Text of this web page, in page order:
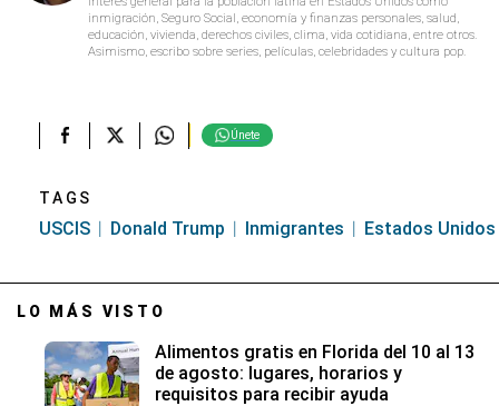
inmigración, Seguro Social, economía y finanzas personales, salud,
educación, vivienda, derechos civiles, clima, vida cotidiana, entre otros.
Asimismo, escribo sobre series, películas, celebridades y cultura pop.
Únete
TAGS
USCIS Donald Trump Inmigrantes Estados Unidos
LO MÁS VISTO
Alimentos gratis en Florida del 10 al 13
de agosto: lugares, horarios y
requisitos para recibir ayuda